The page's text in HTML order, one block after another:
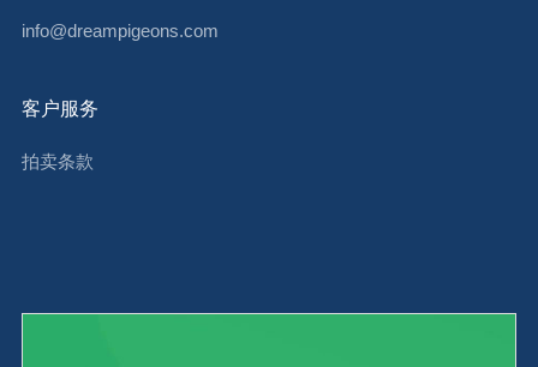
info@dreampigeons.com
客户服务
拍卖条款